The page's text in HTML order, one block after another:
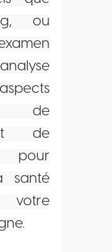
ou
de
de
pour
santé
votre